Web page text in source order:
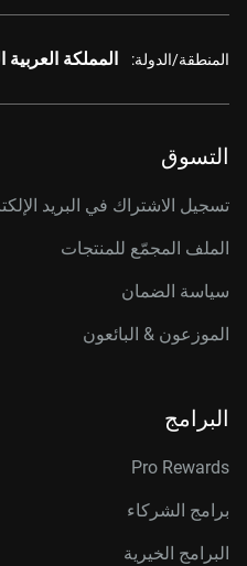
المنطقة/الدولة: المملكة العربية
التسوق
تسجيل الاشتراك في البريد
الملف المجمّع للمنتجات
سياسة الضمان
الموزعون & البائعون
البرامج
Pro Rewards
برامج الشركاء
البرامج الخيرية